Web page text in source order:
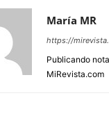
María MR
https://
Publicando
MiRevista.com